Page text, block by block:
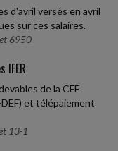
d'avril versés en avril
sur ces salaires.
6950
IFER
de la CFE
et télépaiement
13-1